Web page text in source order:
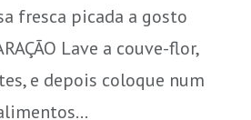
fresca picada a gosto
Lave a couve-flor,
e depois coloque num